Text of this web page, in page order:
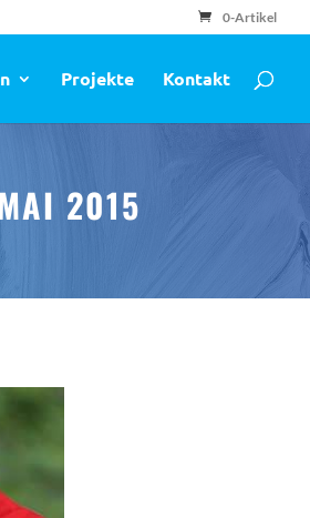
0-Artikel
Projekte Kontakt
2015